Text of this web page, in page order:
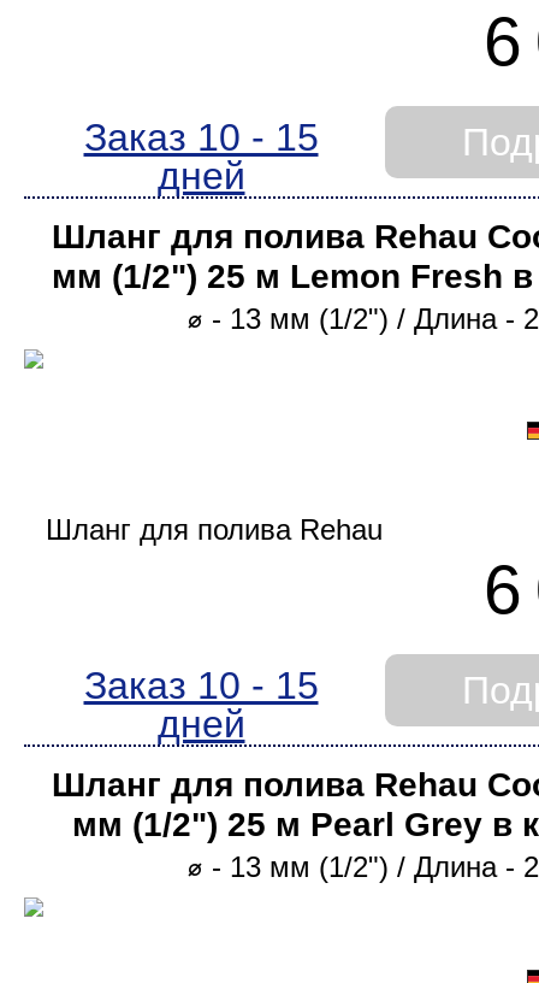
6
Заказ 10 - 15
дней
Шланг для полива Rehau
мм (1/2ʺ) 25 м Lemon Fresh
⌀ - 13 мм (1/2ʺ) / Длина -
6
Заказ 10 - 15
дней
Шланг для полива Rehau
мм (1/2ʺ) 25 м Pearl Grey в
⌀ - 13 мм (1/2ʺ) / Длина -